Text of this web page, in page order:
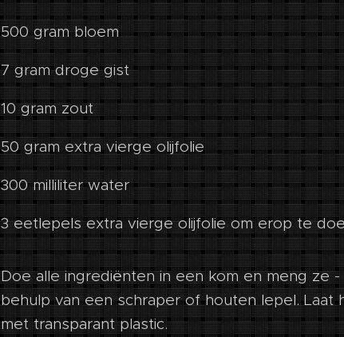
500 gram bloem
7 gram droge gist
10 gram zout
50 gram extra vierge olijfolie
300 milliliter water
3 eetlepels extra vierge olijfolie om erop te
Doe alle ingrediënten in een kom en meng ze
behulp van een schraper of houten lepel.
met transparant plastic.